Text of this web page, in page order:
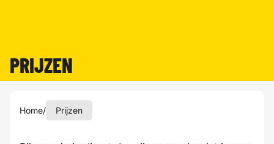
PRIJZEN
Home/ Prijzen